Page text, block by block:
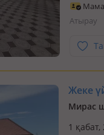
Атырау
Жеке
Мирас
1